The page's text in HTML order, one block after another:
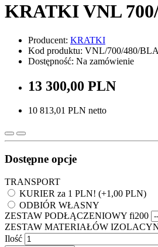
KRATKI VNL
Producent: KRATKI
Kod produktu: VNL/700/480/
Dostępność: Na zamówienie
13 300,00 PLN
10 813,01 PLN netto
Dostępne opcje
TRANSPORT
KURIER za 1 PLN! (+1,00 PLN)
ODBIÓR WŁASNY
ZESTAW PODŁĄCZENIOWY fi200
ZESTAW MATERIAŁÓW
Ilość